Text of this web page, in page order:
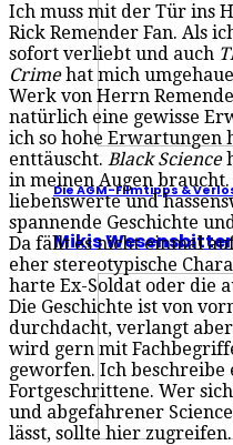
Die AGM-Filmtipps &
Mikis Wesensbitter
Ich muss mit der Tür ins
Rick Remender Fan. Als
sofort verliebt und auch
Crimehat mich
Werk von Herrn
natürlich eine gewisse
ich so hohe Erwartungen
enttäuscht. Black Science
in meinen Augen
liebenswerte und
spannende Geschichte
Da fällt es nicht einmal
eher stereotypische
harte Ex-Soldat oder die
Die Geschichte ist von
durchdacht, verlangt
wird gern mit
geworfen. Ich beschreibe
Fortgeschrittene. Wer
und abgefahrener
lässt, sollte hier zugreifen.